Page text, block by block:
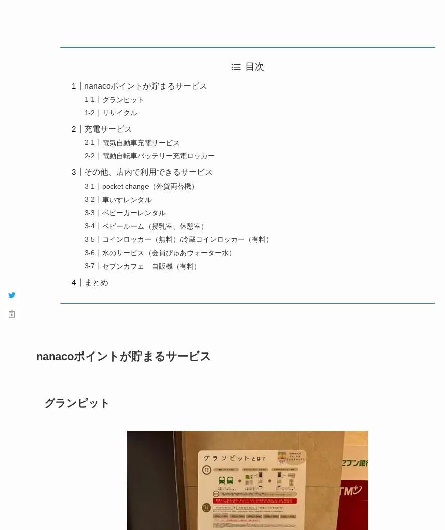
目次
nanacoポイントが貯まるサービス
グランピット
リサイクル
充電サービス
電気自動車充電サービス
電動自転車バッテリー充電ロッカー
その他、店内で利用できるサービス
pocket change（外貨両替機）
車いすレンタル
ベビーカーレンタル
ベビールーム（授乳室、休憩室）
コインロッカー（無料）/冷蔵コインロッカー（有料）
水のサービス（会員ぴゅあウォーター水）
セブンカフェ 自販機（有料）
まとめ
nanacoポイントが貯まるサービス
グランピット